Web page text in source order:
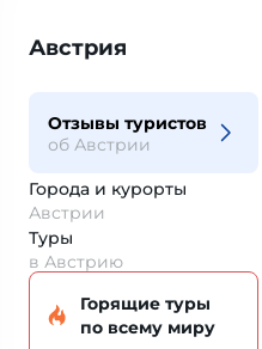
Австрия
Отзывы туристов
об Австрии
Города и курорты
Австрии
Туры
в Австрию
Горящие туры
по всему миру